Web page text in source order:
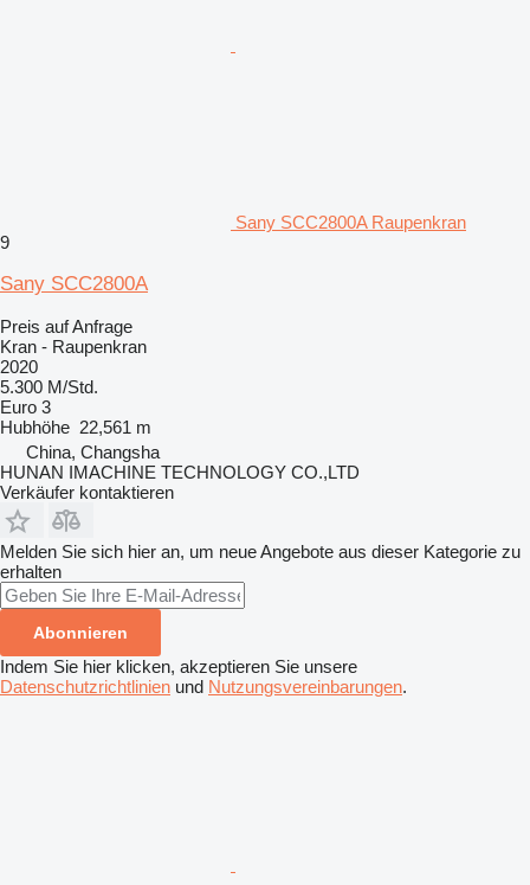
Sany SCC2800A Raupenkran
9
Sany SCC2800A
Preis auf Anfrage
Kran - Raupenkran
2020
5.300 M/Std.
Euro 3
Hubhöhe 22,561 m
China, Changsha
HUNAN IMACHINE TECHNOLOGY CO.,LTD
Verkäufer kontaktieren
Melden Sie sich hier an, um neue Angebote aus dieser Kategorie zu
erhalten
Abonnieren
Indem Sie hier klicken, akzeptieren Sie unsere
Datenschutzrichtlinien und Nutzungsvereinbarungen.